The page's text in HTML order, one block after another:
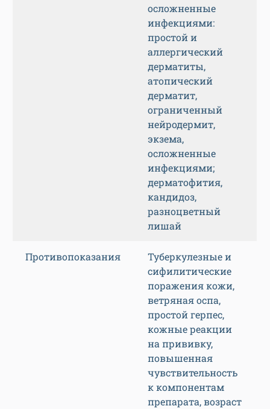
осложненные
инфекциями:
простой и
аллергический
дерматиты,
атопический
дерматит,
ограниченный
нейродермит,
экзема,
осложненные
инфекциями;
дерматофития,
кандидоз,
разноцветный
лишай
Противопоказания
Туберкулезные и
сифилитические
поражения кожи,
ветряная оспа,
простой герпес,
кожные реакции
на прививку,
повышенная
чувствительность
к компонентам
препарата, возраст